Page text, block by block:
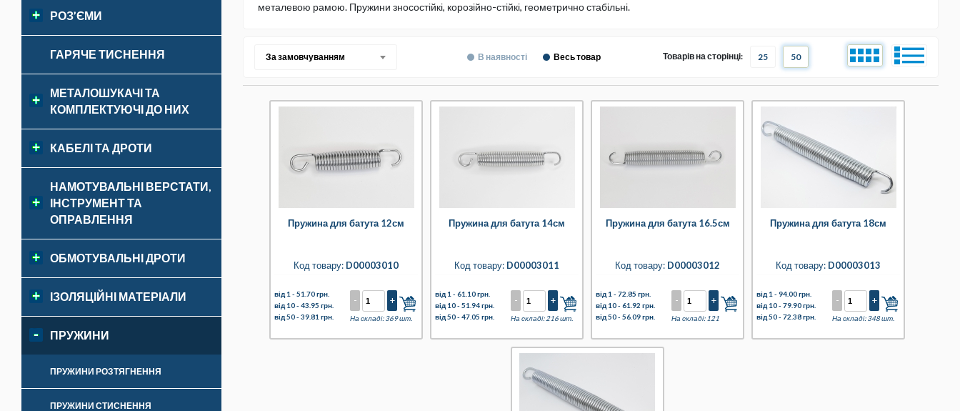
РОЗ’ЄМИ
ГАРЯЧЕ ТИСНЕННЯ
МЕТАЛОШУКАЧІ ТА
КОМПЛЕКТУЮЧІ ДО НИХ
КАБЕЛІ ТА ДРОТИ
НАМОТУВАЛЬНІ ВЕРСТАТИ,
ІНСТРУМЕНТ ТА
ОПРАВЛЕННЯ
ОБМОТУВАЛЬНІ ДРОТИ
ІЗОЛЯЦІЙНІ МАТЕРІАЛИ
ПРУЖИНИ
ПРУЖИНИ РОЗТЯГНЕННЯ
ПРУЖИНИ СТИСНЕННЯ
металевою рамою. Пружини зносостійкі, корозійно-стійкі, геометрично стабільні.
За замовчуванням В наявності Весь товар Товарів на сторінці: 25 50
Пружина для батута 12см
Код товару: D00003010
від 1 - 51.70 грн.
від 10 - 43.95 грн.
від 50 - 39.81 грн.
- +
На складі: 369 шт.
Пружина для батута 14см
Код товару: D00003011
від 1 - 61.10 грн.
від 10 - 51.94 грн.
від 50 - 47.05 грн.
- +
На складі: 216 шт.
Пружина для батута 16.5см
Код товару: D00003012
від 1 - 72.85 грн.
від 10 - 61.92 грн.
від 50 - 56.09 грн.
- +
На складі: 121
Пружина для батута 18см
Код товару: D00003013
від 1 - 94.00 грн.
від 10 - 79.90 грн.
від 50 - 72.38 грн.
- +
На складі: 348 шт.